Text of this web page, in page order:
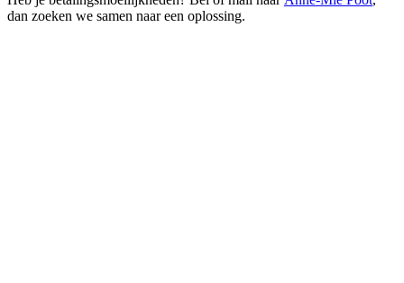
dan zoeken we samen naar een oplossing.